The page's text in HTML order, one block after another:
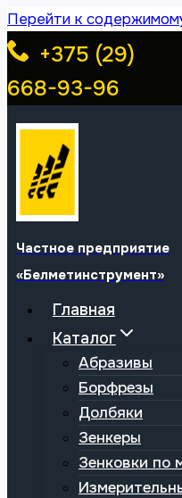
Перейти к
+375 (29)
668-93-96
Частное предприятие
«Белметинструмент»
Главная
Каталог
Абразивы
Борфрезы
Долбяки
Зенкеры
Зенковки по